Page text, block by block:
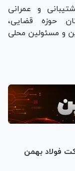
و عمرانی
حوزه قضایی،
و مسئولین محلی
فولاد بهمن